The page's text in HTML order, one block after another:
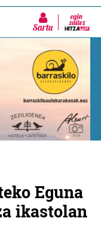
Sartu
Eguna
ikastolan